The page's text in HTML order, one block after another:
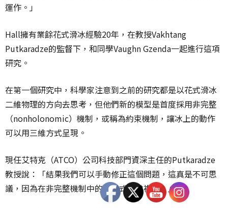
運作。」
Hall擁有業餘花式滑冰經驗20年，在教授Vakhtang
Putkaradze的監督下，和同學Vaughn Gzenda一起進行這項
研究。
在第一個研究中，科學家注意到之前的研究都是以花式滑冰
二維物理的方向去思考，但他們新的模型是首度採用非完整
（nonholonomic）機制，或稱為約束機制，讓冰上的動作
可以用三維方式呈現。
現任艾特克（ATCO）公司科技部門資深主任的Putkaradze
教授說：「結果我們可以手動修正這個問題，這真是不可思
議，因為在非完整機制中的方程式非常複雜。」